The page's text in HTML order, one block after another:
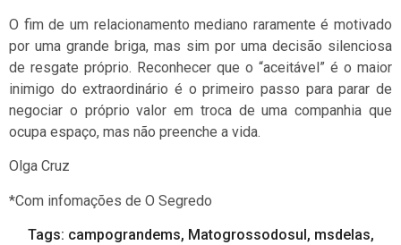
O fim de um relacionamento mediano raramente é motivado
por uma grande briga, mas sim por uma decisão silenciosa
de resgate próprio. Reconhecer que o “aceitável” é o maior
inimigo do extraordinário é o primeiro passo para parar de
negociar o próprio valor em troca de uma companhia que
ocupa espaço, mas não preenche a vida.
Olga Cruz
*Com infomações de O Segredo
Tags: campograndems, Matogrossodosul , msdelas,